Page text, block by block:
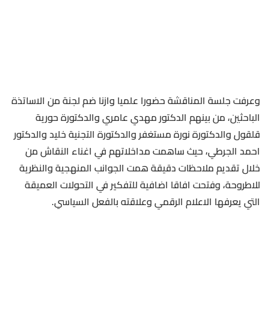
وعرفت جلسة المناقشة حضورا علميا وازنا ضم لجنة من الاساتذة
الباحثين، من بينهم الدكتور مهدي عامري والدكتورة حورية
قلقول والدكتورة نورة مستغفر والدكتورة التجنية خليد والدكتور
احمد الجرطي، حيث ساهمت مداخلاتهم في اغناء النقاش من
خلال تقديم ملاحظات دقيقة همت الجوانب المنهجية والنظرية
للاطروحة، وفتحت افاقا اضافية للتفكير في التحولات العميقة
التي يعرفها الاعلام الرقمي وعلاقته بالفعل السياسي.